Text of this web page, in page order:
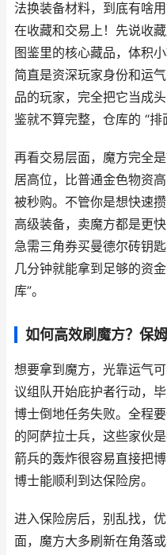
法换装备材料，到底有啥
在收藏和交易上！先说收
图鉴里的核心藏品，体积
简直是资深玩家身份和运
品的玩家，完全把它当成
鉴就不算完整，仓库的 “排
再看交易层面，魔方完全
居高位，比普通金色物资
被秒购。不管你是想快速
高级装备，卖魔方都是更
急需三角券买曼德尔砖钥
几分钟就能拿到足够的资
库”。
如何高效刷魔方？保
想要拿到魔方，光靠运气
议组队开始庇护者行动，
博士倒地任务失败。全程
的阿萨拉士兵，这些家伙
箭兵的轰炸很容易直接把
博士能顺利到达保险房。
进入保险房后，别乱找，
面，魔方大多刷新在角落